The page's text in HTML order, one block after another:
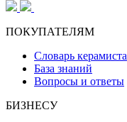
ПОКУПАТЕЛЯМ
Словарь керамиста
База знаний
Вопросы и ответы
БИЗНЕСУ